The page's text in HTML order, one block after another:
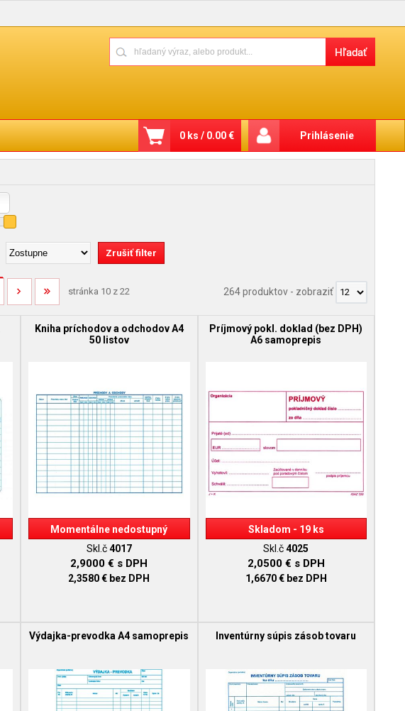
Prihlásenie
0 ks / 0.00 €
stránka 10 z 22 264 produktov - zobraziť
Kniha príchodov a odchodov A4
50 listov
Momentálne nedostupný
Skl.č4017
2,9000 € s DPH
2,3580 € bez DPH
Príjmový pokl. doklad (bez DPH)
A6 samoprepis
Skladom - 19 ks
Skl.č4025
2,0500 € s DPH
1,6670 € bez DPH
Výdajka-prevodka A4 samoprepis Inventúrny súpis zásob tovaru